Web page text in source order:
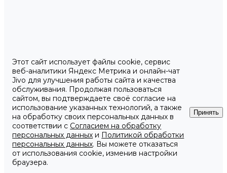
Этот сайт использует файлы cookie, сервис
веб-аналитики Яндекс Метрика и онлайн-чат
Jivo для улучшения работы сайта и качества
обслуживания. Продолжая пользоваться
сайтом, вы подтверждаете своё согласие на
использование указанных технологий, а также
на обработку своих персональных данных в
соответствии с Согласием на обработку
персональных данных и Политикой обработки
персональных данных. Вы можете отказаться
от использования cookie, изменив настройки
браузера.
Принять